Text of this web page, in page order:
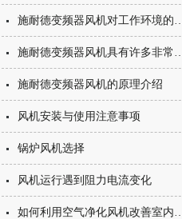
施耐德变频器风机对工作环境
施耐德变频器风机具有
施耐德变频器风机的原理介绍
风机安装与使用注意事项
锅炉风机选择
风机运行遇到阻力电流变化
如何利用空气净化风机